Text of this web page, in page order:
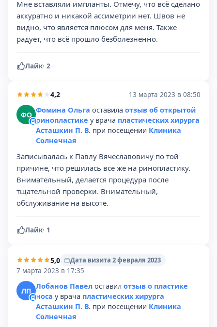
Мне вставляли импланты. Отмечу, что всё сделано
аккуратно и никакой ассиметрии нет. Швов не
видно, что является плюсом для меня. Также
радует, что всё прошло безболезненно.
Лайк· 2
4,2 13 марта 2023 в 08:50
ФО Фомина Ольга оставила отзыв об открытой
ринопластике у врача пластических хирурга
Асташкин П. В. при посещении Клиника
Солнечная
Записывалась к Павлу Вячеславовичу по той
причине, что решилась все же на ринопластику.
Внимательный, делается процедура после
тщательной проверки. Внимательный,
обслуживание на высоте.
Лайк· 1
5,0
Дата визита 2 февраля 2023
7 марта 2023 в 17:35
ЛП Лобанов Павел оставил отзыв о пластике
носа у врача пластических хирурга
Асташкин П. В. при посещении Клиника
Солнечная